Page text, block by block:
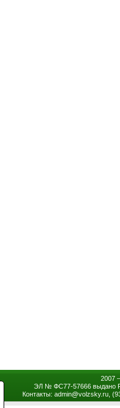
2007
ЭЛ № ФС77-57666 выдано
Контакты: admin@volzsky.ru,